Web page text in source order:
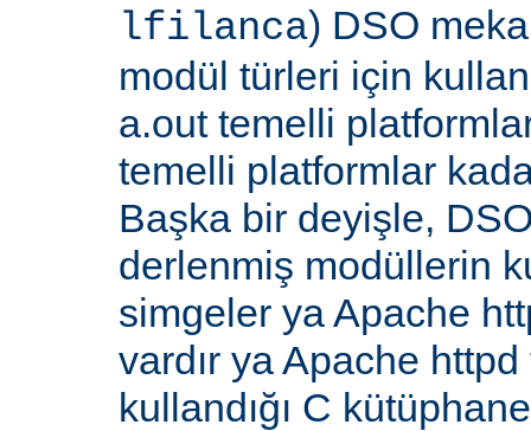
lfilanca) DSO
modül türleri için
a.out temelli
temelli platformlar
Başka bir deyişle,
derlenmiş modüllerin
simgeler ya Apache
vardır ya Apache
kullandığı C